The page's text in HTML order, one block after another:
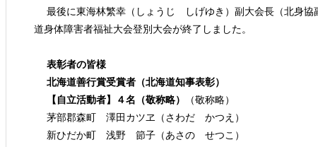
最後に東海林繁幸（しょうじ しげゆき）副大会長（北身協
道身体障害者福祉大会登別大会が終了しました。
表彰者の皆様
北海道善行賞受賞者（北海道知事表彰）
【自立活動者】４名（敬称略）
（敬称略）
茅部郡森町 澤田カツヱ（さわだ かつえ）
新ひだか町 浅野 節子（あさの せつこ）